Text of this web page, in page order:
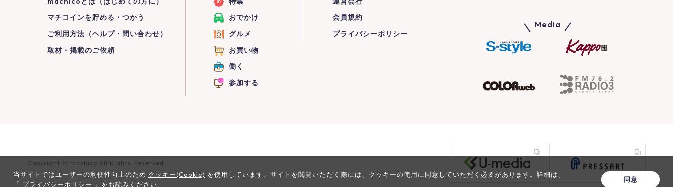
Media
マチコインを貯める・つかう
ご利用方法（ヘルプ・問い合わせ）
取材・掲載のご依頼
おでかけ
グルメ
お買い物
働く
参加する
会員規約
プライバシーポリシー
Copyright © machico All Rights Reserved.
当サイトではユーザーの利便性向上のため クッキー(Cookie) を使用しています。サイトを閲覧いただく際には、クッキーの使用に同意していただく必要があります。詳細は、
「 プライバシーポリシー 」をお読みください。
同意